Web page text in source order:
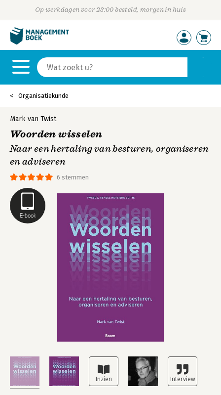
Op werkdagen voor 23:00 besteld, morgen in huis
Organisatiekunde
E-book
6 stemmen
Mark van Twist
Woorden wisselen
Naar een hertaling van besturen, organiseren
en adviseren